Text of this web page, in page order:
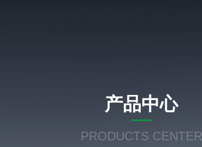
产品中心
PRODUCTS CENTER